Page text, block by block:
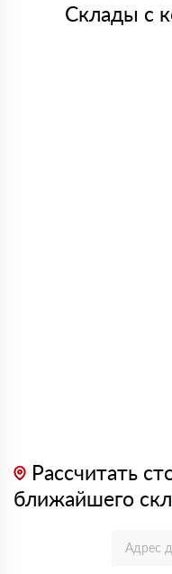
Склады с
Рассчитать
ближайшего